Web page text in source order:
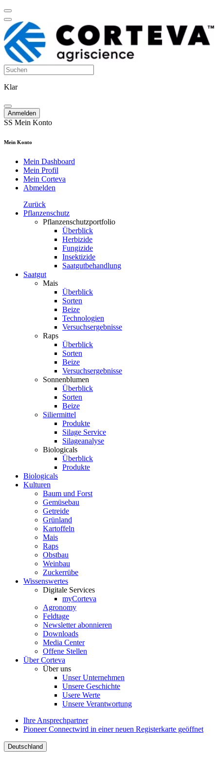
Klar
Anmelden
SS Mein Konto
Mein Konto
Mein Dashboard
Mein Profil
Mein Corteva
Abmelden
Zurück
Pflanzenschutz
Pflanzenschutzportfolio
Überblick
Herbizide
Fungizide
Insektizide
Saatgutbehandlung
Saatgut
Mais
Überblick
Sorten
Beize
Technologien
Versuchsergebnisse
Raps
Überblick
Sorten
Beize
Versuchsergebnisse
Sonnenblumen
Überblick
Sorten
Beize
Siliermittel
Produkte
Silage Service
Silageanalyse
Biologicals
Überblick
Produkte
Biologicals
Kulturen
Baum und Forst
Gemüsebau
Getreide
Grünland
Kartoffeln
Mais
Raps
Obstbau
Weinbau
Zuckerrübe
Wissenswertes
Digitale Services
myCorteva
Agronomy
Feldtage
Newsletter abonnieren
Downloads
Media Center
Offene Stellen
Über Corteva
Über uns
Unser Unternehmen
Unsere Geschichte
Usere Werte
Unsere Verantwortung
Ihre Ansprechpartner
Pioneer Connectwird in einer neuen Registerkarte geöffnet
Deutschland